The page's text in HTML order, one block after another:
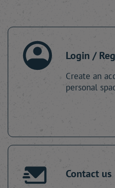
Login /
Create an
personal
Contact us